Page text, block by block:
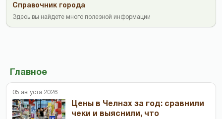
Справочник города
Здесь вы найдете много полезной информации
Главное
05 августа 2026
Цены в Челнах за год: сравнили
чеки и выяснили, что